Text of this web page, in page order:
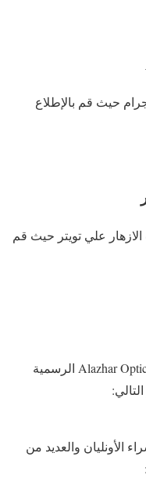
حيث قم بالإطلاع
علي تويتر حيث قم
ثم اليك في النهاية لينك صفحة متجر Alazhar Optical الرسمية
الأونليان والعديد من